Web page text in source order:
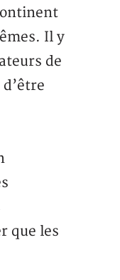
Il y
de
que les